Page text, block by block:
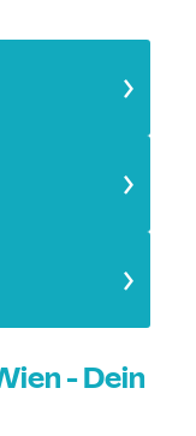
- Dein